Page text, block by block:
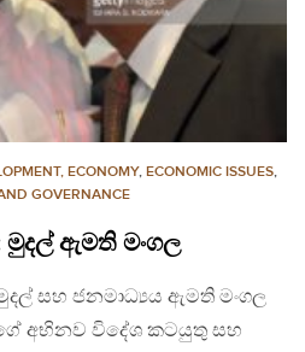
ECONOMY, ECONOMIC ISSUES,
GOVERNANCE
ඇමති මංගල
මුදල් සහ ජනමාධ්‍යය ඇමති මංගල
අභිනව විදේශ කටයුතු සහ